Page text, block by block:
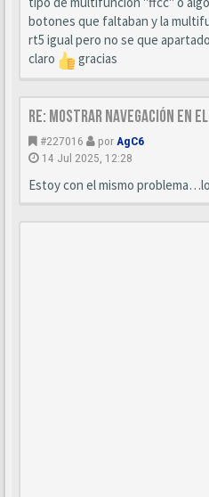
botones que faltaban y la
rt5 igual pero no se que
claro
gracias
Re: Mostrar navegación en
#227016 por AgC6
14 Jul 2025, 12:28
Estoy con el mismo